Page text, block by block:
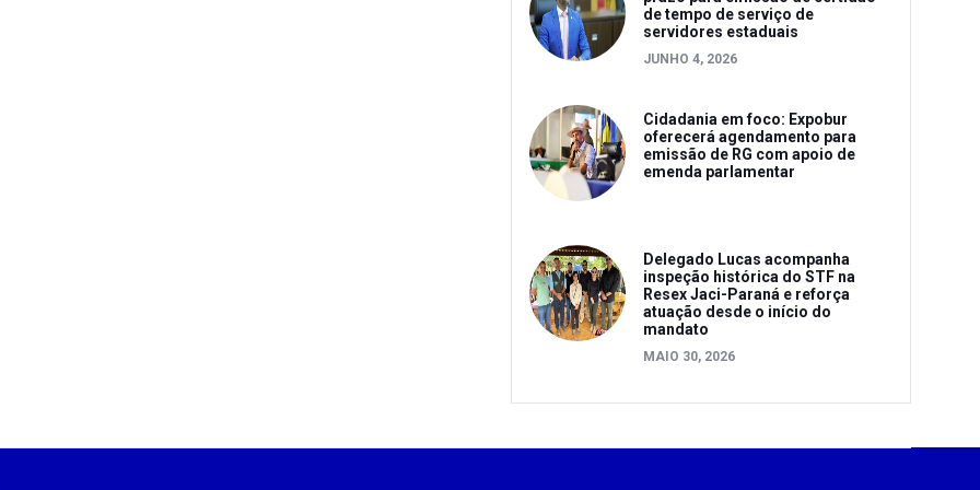
de tempo de serviço de
servidores estaduais
JUNHO 4, 2026
Cidadania em foco: Expobur
oferecerá agendamento para
emissão de RG com apoio de
emenda parlamentar
Delegado Lucas acompanha
inspeção histórica do STF na
Resex Jaci-Paraná e reforça
atuação desde o início do
mandato
MAIO 30, 2026